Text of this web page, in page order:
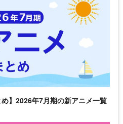
め】2026年7月期の新アニメ一覧